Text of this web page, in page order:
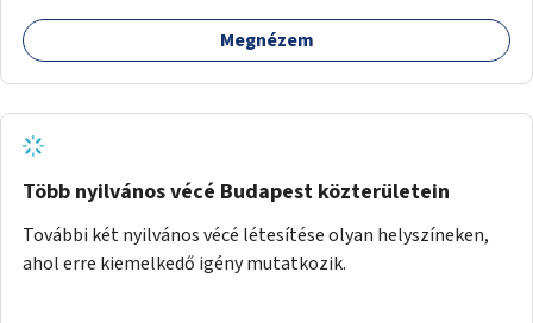
Megnézem
Több nyilvános vécé Budapest közterületein
További két nyilvános vécé létesítése olyan helyszíneken,
ahol erre kiemelkedő igény mutatkozik.